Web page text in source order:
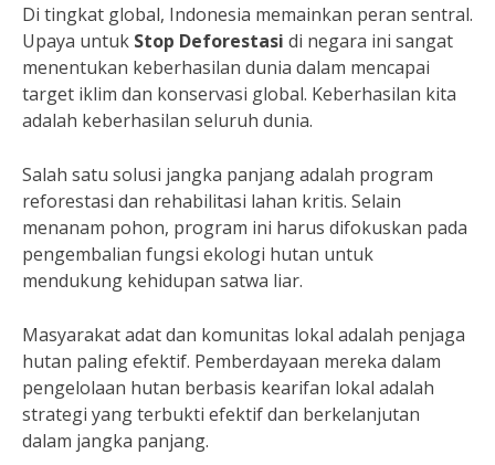
Di tingkat global, Indonesia memainkan peran sentral.
Upaya untuk Stop Deforestasi di negara ini sangat
menentukan keberhasilan dunia dalam mencapai
target iklim dan konservasi global. Keberhasilan kita
adalah keberhasilan seluruh dunia.
Salah satu solusi jangka panjang adalah program
reforestasi dan rehabilitasi lahan kritis. Selain
menanam pohon, program ini harus difokuskan pada
pengembalian fungsi ekologi hutan untuk
mendukung kehidupan satwa liar.
Masyarakat adat dan komunitas lokal adalah penjaga
hutan paling efektif. Pemberdayaan mereka dalam
pengelolaan hutan berbasis kearifan lokal adalah
strategi yang terbukti efektif dan berkelanjutan
dalam jangka panjang.